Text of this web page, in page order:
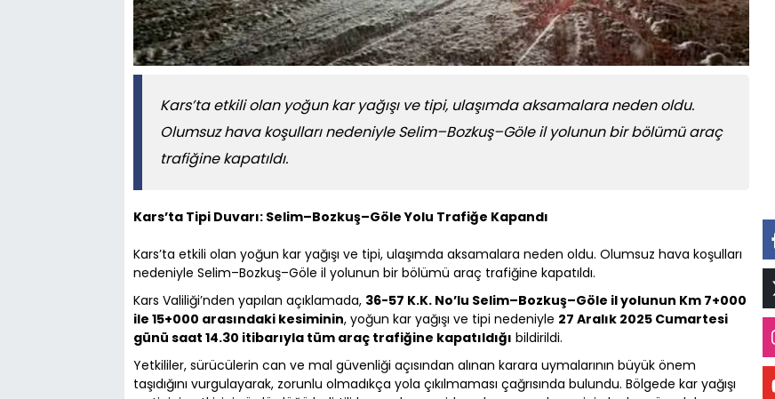
Kars’ta etkili olan yoğun kar yağışı ve tipi, ulaşımda aksamalara neden oldu.
Olumsuz hava koşulları nedeniyle Selim–Bozkuş–Göle il yolunun bir bölümü araç
trafiğine kapatıldı.
Kars’ta Tipi Duvarı: Selim–Bozkuş–Göle Yolu Trafiğe Kapandı
Kars’ta etkili olan yoğun kar yağışı ve tipi, ulaşımda aksamalara neden oldu. Olumsuz hava koşulları
nedeniyle Selim–Bozkuş–Göle il yolunun bir bölümü araç trafiğine kapatıldı.
Kars Valiliği’nden yapılan açıklamada, 36-57 K.K. No’lu Selim–Bozkuş–Göle il yolunun Km 7+000
ile 15+000 arasındaki kesiminin, yoğun kar yağışı ve tipi nedeniyle 27 Aralık 2025 Cumartesi
günü saat 14.30 itibarıyla tüm araç trafiğine kapatıldığı bildirildi.
Yetkililer, sürücülerin can ve mal güvenliği açısından alınan karara uymalarının büyük önem
taşıdığını vurgulayarak, zorunlu olmadıkça yola çıkılmaması çağrısında bulundu. Bölgede kar yağışı